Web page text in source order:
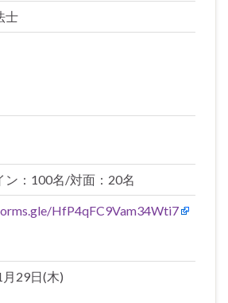
士
ン：100名/対面：20名
HfP4qFC9Vam34Wti7
29日(木)